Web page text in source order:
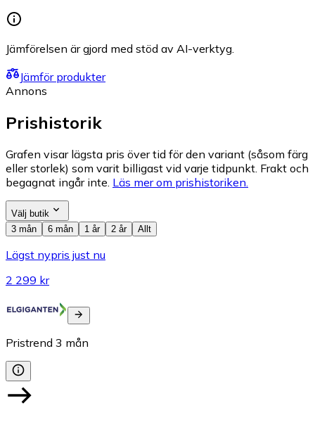
Jämförelsen är gjord med stöd av AI-verktyg.
Jämför produkter
Annons
Prishistorik
Grafen visar lägsta pris över tid för den variant (såsom färg
eller storlek) som varit billigast vid varje tidpunkt. Frakt och
begagnat ingår inte. Läs mer om prishistoriken.
Välj butik
3 mån
6 mån 1 år 2 år Allt
Lägst nypris just nu
2 299 kr
Pristrend 3 mån